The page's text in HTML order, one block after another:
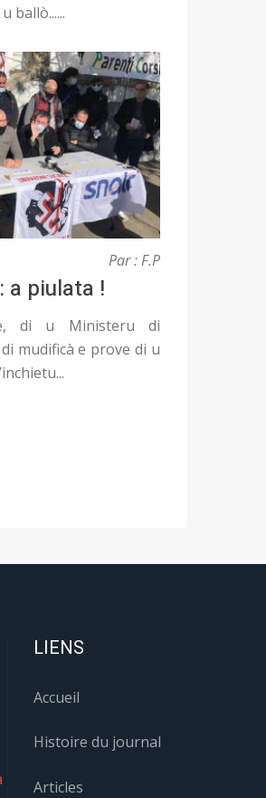
ballò......
Par : F.P
a piulata !
di u Ministeru di
mudificà e prove di u
LIENS
Accueil
Histoire du journal
Articles